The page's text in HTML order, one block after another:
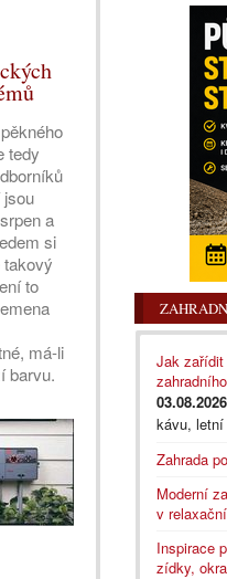
tedy
jsou
a
si
takový
to
má-li
barvu.
Jak zařídit
03.08.2026
kávu,
Zahrada
Moderní
v
Inspirace
zídky,